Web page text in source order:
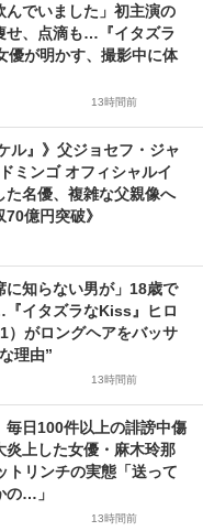
んでいました」初主演の
せ、点滴も…『イタズラ
優が明かす、撮影中に体
13時間前
ル』》父ジョセフ・ジャ
ミンゴ オフィシャルイ
た名優、複雑な父親像へ
億円突破》
に知らない男が」18歳で
イタズラなKiss』ヒロ
）がロングヘアをバッサ
理由”
13時間前
毎日100件以上の誹謗中傷
上した女優・麻木玲那
トリンチの実態「送って
の…」
13時間前